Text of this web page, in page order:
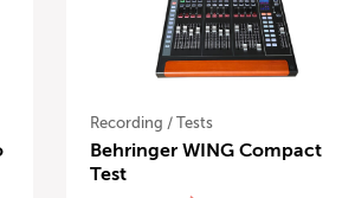
Recording /Tests
Behringer WING Compact
Test